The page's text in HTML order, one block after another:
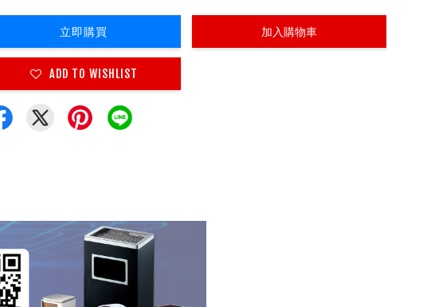
立即購買 加入購物車
ADD TO WISHLIST